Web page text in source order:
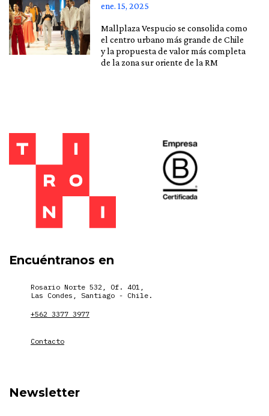
ene. 15, 2025
Mallplaza Vespucio se consolida como
el centro urbano más grande de Chile
y la propuesta de valor más completa
de la zona sur oriente de la RM
Encuéntranos en
Rosario Norte 532, Of. 401,
Las Condes, Santiago - Chile.
+562 3377 3977
Contacto
Newsletter